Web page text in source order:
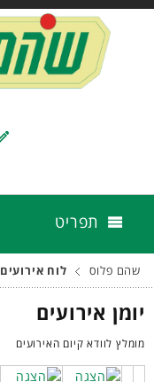
תפריט
שהם פלוס לוח אירועים
יומן אירועים
מומלץ לוודא קיום האירועים